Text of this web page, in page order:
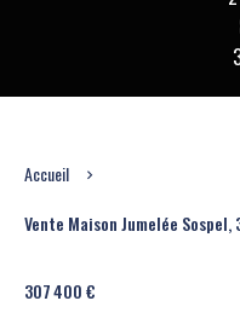
Accueil
Vente Maison Jumelée Sospel,
307 400 €